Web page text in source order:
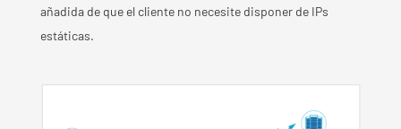
añadida de que el cliente no necesite disponer de IPs
estáticas.